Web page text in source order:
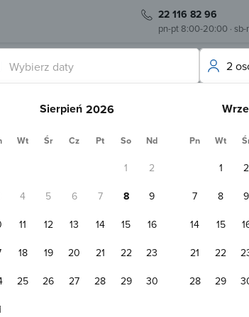
22 116 82 96
pn-pt 8:00-20:00 ·
Wybierz daty
Sierpień
Wt Śr Cz Pt So Nd Pn Wt
1
2
4 5 6 7 8
9
11 12 13 14 15
16
18 19 20 21 22
23
25 26 27 28 29
30
1 2
7
8 9
14
15
21
22
28
29
2
obiektów.
Hotel Alpex Viev Zabrze
Parking Sauna Plac zabaw Przyjazny